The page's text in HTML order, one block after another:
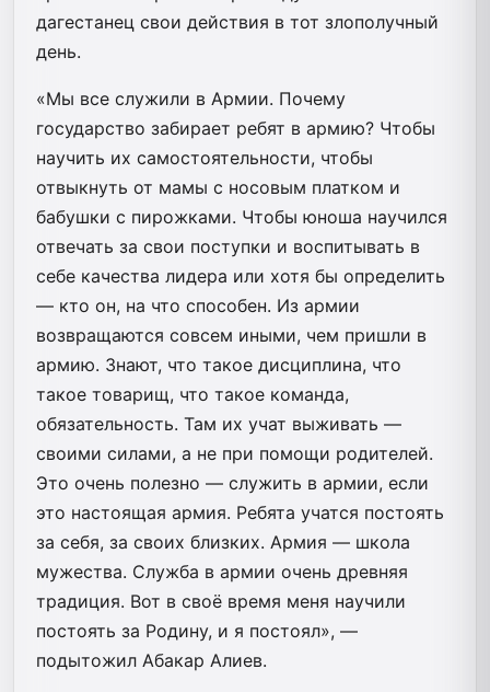
дагестанец свои действия в тот злополучный
день.
«Мы все служили в Армии. Почему
государство забирает ребят в армию? Чтобы
научить их самостоятельности, чтобы
отвыкнуть от мамы с носовым платком и
бабушки с пирожками. Чтобы юноша научился
отвечать за свои поступки и воспитывать в
себе качества лидера или хотя бы определить
— кто он, на что способен. Из армии
возвращаются совсем иными, чем пришли в
армию. Знают, что такое дисциплина, что
такое товарищ, что такое команда,
обязательность. Там их учат выживать —
своими силами, а не при помощи родителей.
Это очень полезно — служить в армии, если
это настоящая армия. Ребята учатся постоять
за себя, за своих близких. Армия — школа
мужества. Служба в армии очень древняя
традиция. Вот в своё время меня научили
постоять за Родину, и я постоял», —
подытожил Абакар Алиев.